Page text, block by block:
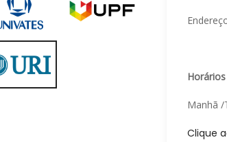
Manhã
Clique